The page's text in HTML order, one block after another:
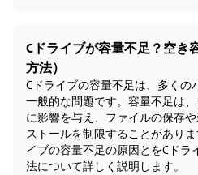
Cドライブが容量不足？空き
方法）
Cドライブの容量不足は、多くの
一般的な問題です。容量不足は
に影響を与え、ファイルの保存
ストールを制限することがあり
イブの容量不足の原因とをCド
法について詳しく説明します。